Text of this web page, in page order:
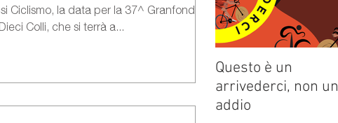
Ciclismo, la data per la 37^ Granfondo
Colli, che si terrà a...
Questo è un
arrivederci, non un
addio